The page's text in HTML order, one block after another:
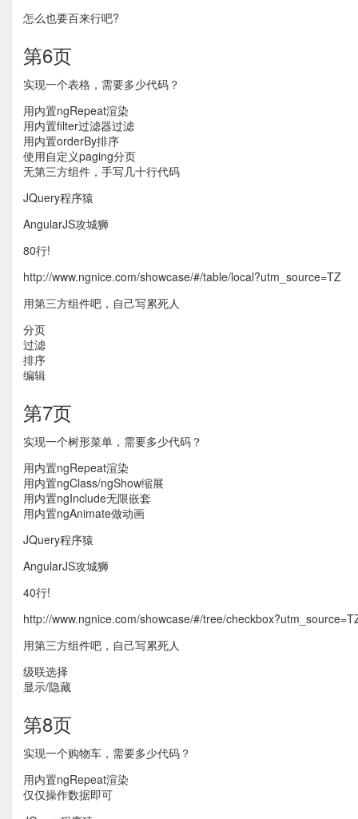
怎么也要百来行吧?
第6页
实现一个表格，需要多少代码？
用内置ngRepeat渲染
用内置filter过滤器过滤
用内置orderBy排序
使用自定义paging分页
无第三方组件，手写几十行代码
JQuery程序猿
AngularJS攻城狮
80行!
http://www.ngnice.com/showcase/#/table/local?utm_source=TZ
用第三方组件吧，自己写累死人
分页
过滤
排序
编辑
第7页
实现一个树形菜单，需要多少代码？
用内置ngRepeat渲染
用内置ngClass/ngShow缩展
用内置ngInclude无限嵌套
用内置ngAnimate做动画
JQuery程序猿
AngularJS攻城狮
40行!
http://www.ngnice.com/showcase/#/tree/
用第三方组件吧，自己写累死人
级联选择
显示/隐藏
第8页
实现一个购物车，需要多少代码？
用内置ngRepeat渲染
仅仅操作数据即可